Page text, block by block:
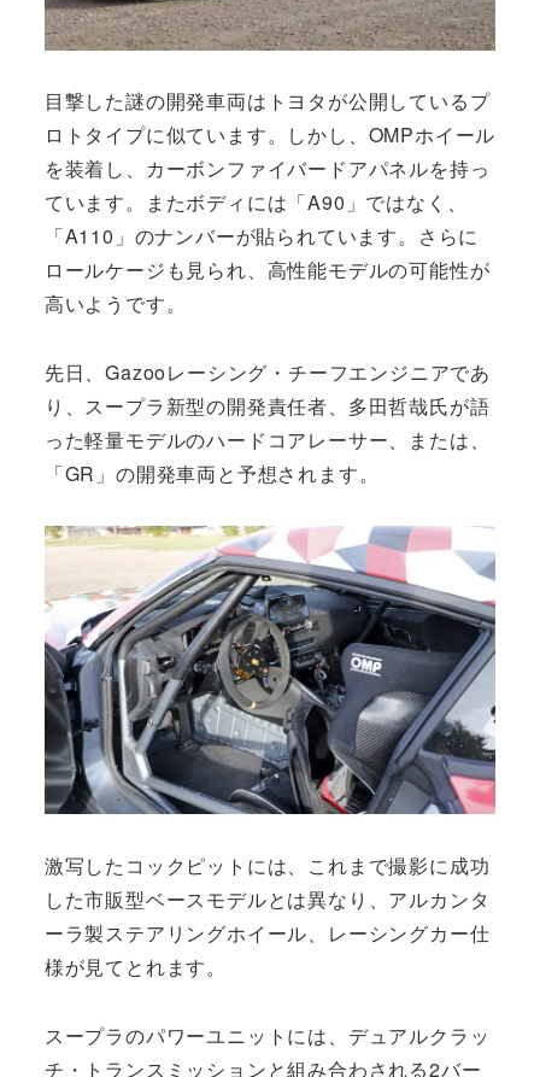
目撃した謎の開発車両はトヨタが公開しているプ
ロトタイプに似ています。しかし、OMPホイール
を装着し、カーボンファイバードアパネルを持っ
ています。またボディには「A90」ではなく、
「A110」のナンバーが貼られています。さらに
ロールケージも見られ、高性能モデルの可能性が
高いようです。
先日、Gazooレーシング・チーフエンジニアであ
り、スープラ新型の開発責任者、多田哲哉氏が語
った軽量モデルのハードコアレーサー、または、
「GR」の開発車両と予想されます。
激写したコックピットには、これまで撮影に成功
した市販型ベースモデルとは異なり、アルカンタ
ーラ製ステアリングホイール、レーシングカー仕
様が見てとれます。
スープラのパワーユニットには、デュアルクラッ
チ・トランスミッションと組み合わされる2バー